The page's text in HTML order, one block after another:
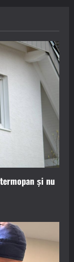
și nu